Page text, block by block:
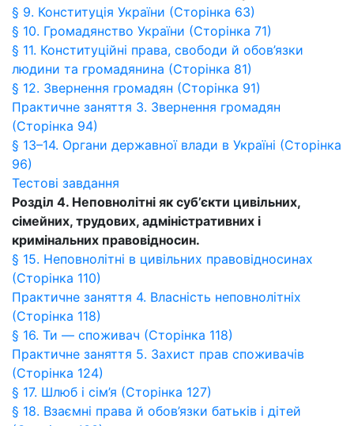
§ 9. Конституція України (Сторінка 63)
§ 10. Громадянство України (Сторінка 71)
§ 11. Конституційні права, свободи й обов’язки
людини та громадянина (Сторінка 81)
§ 12. Звернення громадян (Сторінка 91)
Практичне заняття 3. Звернення громадян
(Сторінка 94)
§ 13–14. Органи державної влади в Україні (Сторінка
96)
Тестові завдання
Розділ 4. Неповнолітні як суб’єкти цивільних,
сімейних, трудових, адміністративних і
кримінальних правовідносин.
§ 15. Неповнолітні в цивільних правовідносинах
(Сторінка 110)
Практичне заняття 4. Власність неповнолітніх
(Сторінка 118)
§ 16. Ти — споживач (Сторінка 118)
Практичне заняття 5. Захист прав споживачів
(Сторінка 124)
§ 17. Шлюб і сім’я (Сторінка 127)
§ 18. Взаємні права й обов’язки батьків і дітей